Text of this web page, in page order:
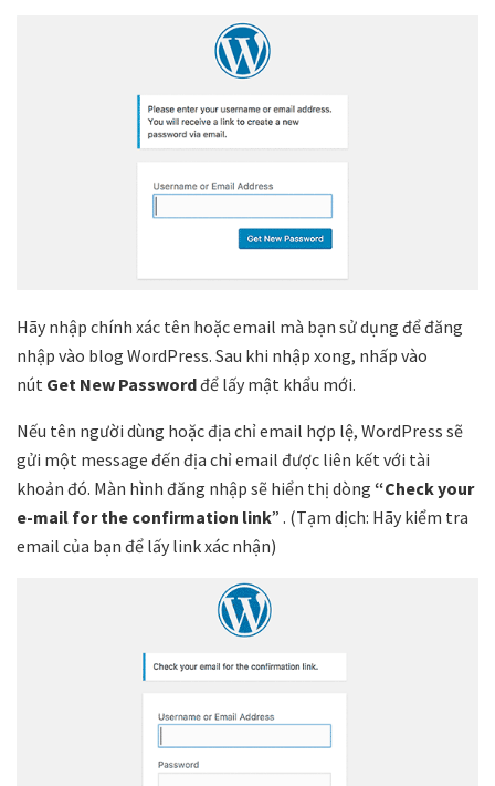
Hãy nhập chính xác tên hoặc email mà bạn sử dụng để đăng
nhập vào blog WordPress. Sau khi nhập xong, nhấp vào
nút Get New Passwordđể lấy mật khẩu mới.
Nếu tên người dùng hoặc địa chỉ email hợp lệ, WordPress sẽ
gửi một message đến địa chỉ email được liên kết với tài
khoản đó. Màn hình đăng nhập sẽ hiển thị dòng “Check your
e-mail for the confirmation link” . (Tạm dịch: Hãy kiểm tra
email của bạn để lấy link xác nhận)